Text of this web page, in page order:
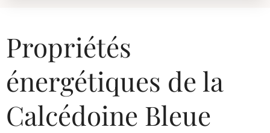
Propriétés
énergétiques de la
Calcédoine Bleue